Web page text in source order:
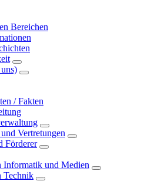
Bereichen
/ Fakten
Vertretungen
Förderer
Informatik und Medien
Technik